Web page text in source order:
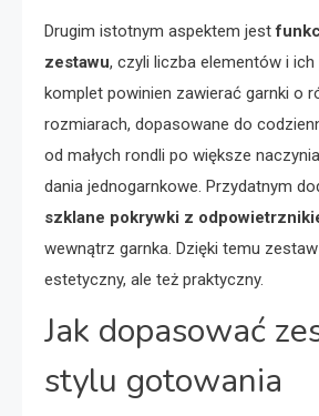
Drugim istotnym aspektem jest
zestawu, czyli liczba elementów i
komplet powinien zawierać garnki o
rozmiarach, dopasowane do
od małych rondli po większe
dania jednogarnkowe. Przydatnym
szklane pokrywki z
wewnątrz garnka. Dzięki temu
estetyczny, ale też praktyczny.
Jak dopasować
stylu gotowania